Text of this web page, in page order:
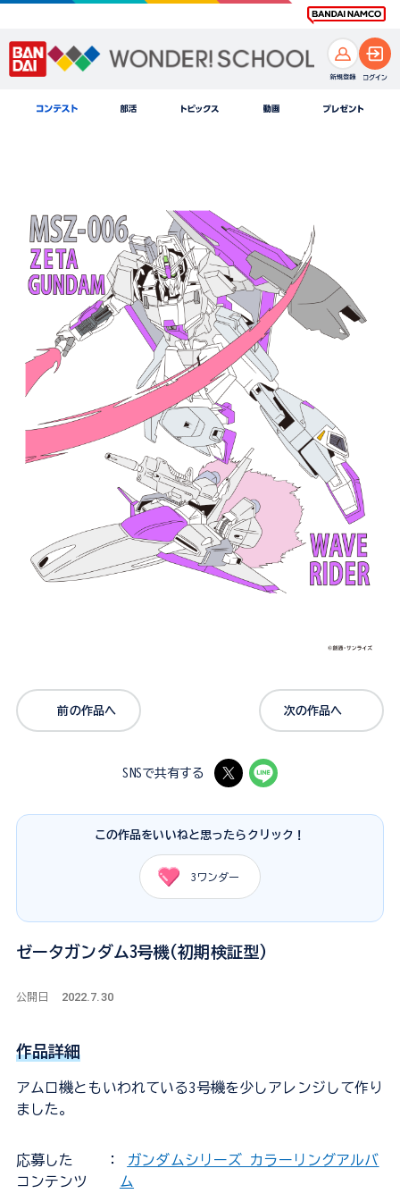
前の作品へ 次の作品へ
SNSで共有する
この作品をいいねと思ったらクリック！
3 ワンダー
ゼータガンダム3号機(初期検証型)
公開日 2022.7.30
作品詳細
アムロ機ともいわれている3号機を少しアレンジして作り
ました。
応募した
コンテンツ
：
ガンダムシリーズ カラーリングアルバ
ム